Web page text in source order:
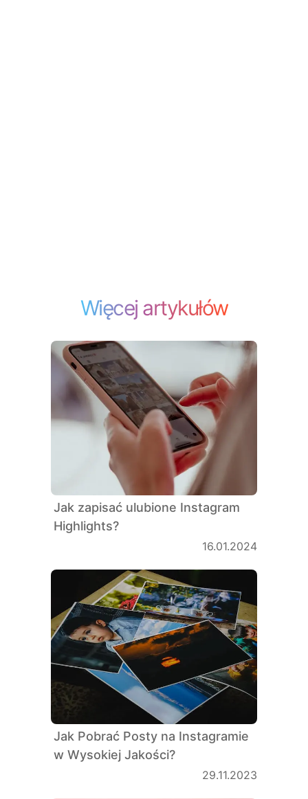
Więcej artykułów
Jak zapisać ulubione Instagram
Highlights?
16.01.2024
Jak Pobrać Posty na Instagramie
w Wysokiej Jakości?
29.11.2023